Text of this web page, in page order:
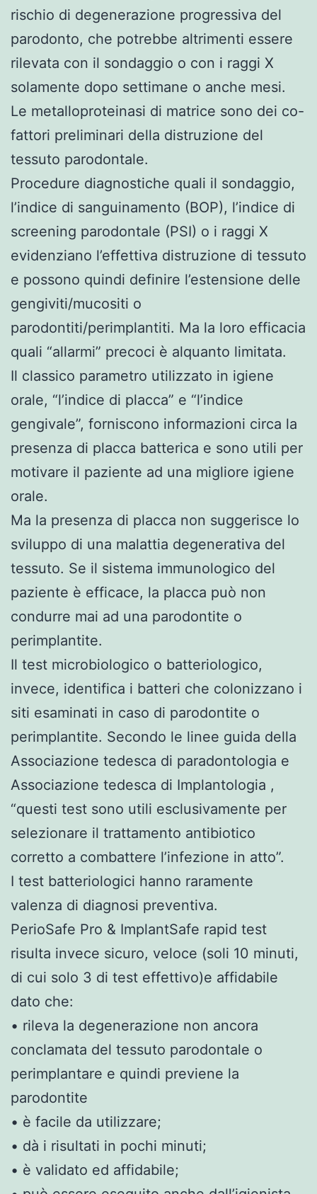
rischio di degenerazione progressiva del
parodonto, che potrebbe altrimenti essere
rilevata con il sondaggio o con i raggi X
solamente dopo settimane o anche mesi.
Le metalloproteinasi di matrice sono dei co-
fattori preliminari della distruzione del
tessuto parodontale.
Procedure diagnostiche quali il sondaggio,
l’indice di sanguinamento (BOP), l’indice di
screening parodontale (PSI) o i raggi X
evidenziano l’effettiva distruzione di tessuto
e possono quindi definire l’estensione delle
gengiviti/mucositi o
parodontiti/perimplantiti. Ma la loro efficacia
quali “allarmi” precoci è alquanto limitata.
Il classico parametro utilizzato in igiene
orale, “l’indice di placca” e “l’indice
gengivale”, forniscono informazioni circa la
presenza di placca batterica e sono utili per
motivare il paziente ad una migliore igiene
orale.
Ma la presenza di placca non suggerisce lo
sviluppo di una malattia degenerativa del
tessuto. Se il sistema immunologico del
paziente è efficace, la placca può non
condurre mai ad una parodontite o
perimplantite.
Il test microbiologico o batteriologico,
invece, identifica i batteri che colonizzano i
siti esaminati in caso di parodontite o
perimplantite. Secondo le linee guida della
Associazione tedesca di paradontologia e
Associazione tedesca di Implantologia ,
“questi test sono utili esclusivamente per
selezionare il trattamento antibiotico
corretto a combattere l’infezione in atto”.
I test batteriologici hanno raramente
valenza di diagnosi preventiva.
PerioSafe Pro & ImplantSafe rapid test
risulta invece sicuro, veloce (soli 10 minuti,
di cui solo 3 di test effettivo)e affidabile
dato che:
• rileva la degenerazione non ancora
conclamata del tessuto parodontale o
perimplantare e quindi previene la
parodontite
• è facile da utilizzare;
• dà i risultati in pochi minuti;
• è validato ed affidabile;